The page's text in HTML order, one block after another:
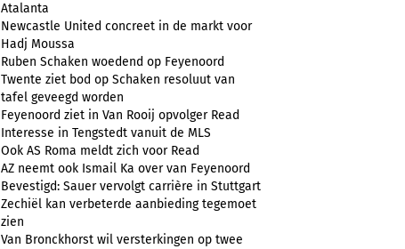
Atalanta
Newcastle United concreet in de markt voor
Hadj Moussa
Ruben Schaken woedend op Feyenoord
Twente ziet bod op Schaken resoluut van
tafel geveegd worden
Feyenoord ziet in Van Rooij opvolger Read
Interesse in Tengstedt vanuit de MLS
Ook AS Roma meldt zich voor Read
AZ neemt ook Ismail Ka over van Feyenoord
Bevestigd: Sauer vervolgt carrière in Stuttgart
Zechiël kan verbeterde aanbieding tegemoet
zien
Van Bronckhorst wil versterkingen op twee